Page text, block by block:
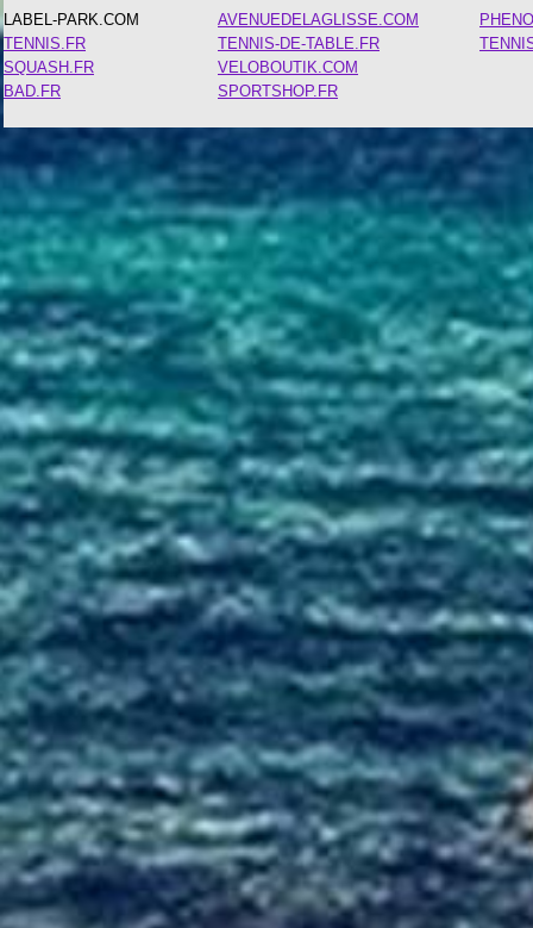
LABEL-PARK.COM
TENNIS.FR
SQUASH.FR
BAD.FR
AVENUEDELAGLISSE.COM
TENNIS-DE-TABLE.FR
VELOBOUTIK.COM
SPORTSHOP.FR